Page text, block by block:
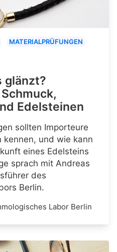
MATERIALPRÜFUNGEN
glänzt?
Edelsteinen
sollten Importeure
kennen, und wie kann
eines Edelsteins
sprach mit Andreas
des
Berlin.
Labor Berlin